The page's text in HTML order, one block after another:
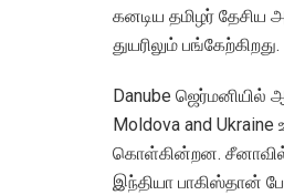
கனடிய தமிழர்
துயரிலும் பங்கேற்கிறது.
Danube ஜெர்மனியில்
Moldova and
கொள்கின்றன. சீனாவில்
இந்தியா பாகிஸ்தான்